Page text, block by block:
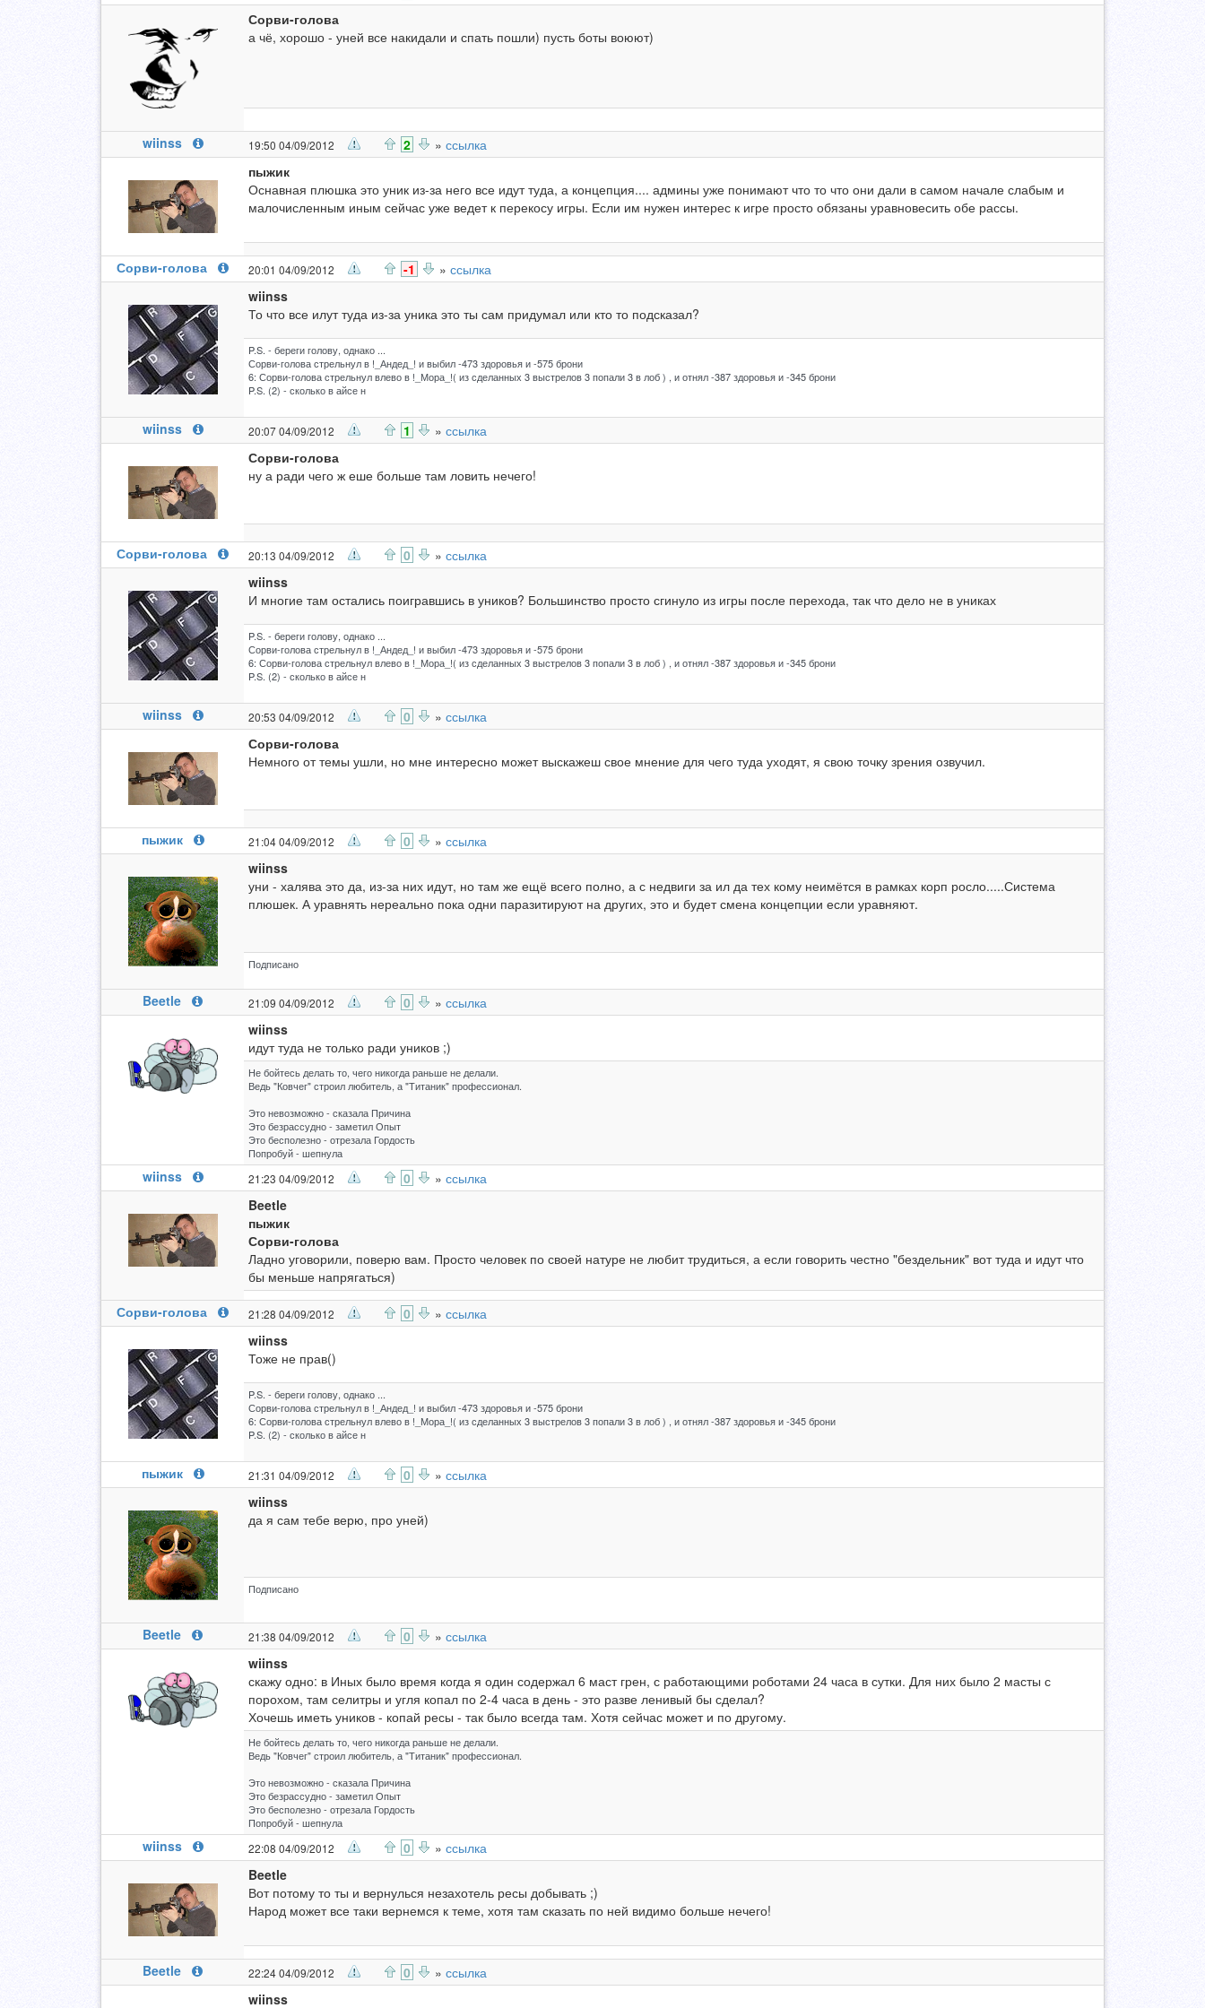
Сорви-голова
а чё, хорошо - уней все накидали и спать пошли) пусть боты воюют)
wiinss 19:50 04/09/2012 2 » ссылка
пыжик
Оснавная плюшка это уник из-за него все идут туда, а концепция.... админы уже понимают что то что они дали в самом начале слабым и
малочисленным иным сейчас уже ведет к перекосу игры. Если им нужен интерес к игре просто обязаны уравновесить обе рассы.
Сорви-голова 20:01 04/09/2012 -1 » ссылка
wiinss
То что все илут туда из-за уника это ты сам придумал или кто то подсказал?
P.S. - береги голову, однако ...
Сорви-голова стрельнул в !_Андед_! и выбил -473 здоровья и -575 брони
6: Сорви-голова стрельнул влево в !_Мора_!( из сделанных 3 выстрелов 3 попали 3 в лоб ) , и отнял -387 здоровья и -345 брони
P.S. (2) - сколько в айсе н
wiinss 20:07 04/09/2012 1 » ссылка
Сорви-голова
ну а ради чего ж еше больше там ловить нечего!
Сорви-голова 20:13 04/09/2012 0 » ссылка
wiinss
И многие там остались поигравшись в уников? Большинство просто сгинуло из игры после перехода, так что дело не в униках
P.S. - береги голову, однако ...
Сорви-голова стрельнул в !_Андед_! и выбил -473 здоровья и -575 брони
6: Сорви-голова стрельнул влево в !_Мора_!( из сделанных 3 выстрелов 3 попали 3 в лоб ) , и отнял -387 здоровья и -345 брони
P.S. (2) - сколько в айсе н
wiinss 20:53 04/09/2012 0 » ссылка
Сорви-голова
Немного от темы ушли, но мне интересно может выскажеш свое мнение для чего туда уходят, я свою точку зрения озвучил.
пыжик 21:04 04/09/2012 0 » ссылка
wiinss
уни - халява это да, из-за них идут, но там же ещё всего полно, а с недвиги за ил да тех кому неимётся в рамках корп росло.....Система
плюшек. А уравнять нереально пока одни паразитируют на других, это и будет смена концепции если уравняют.
Подписано
Beetle 21:09 04/09/2012 0 » ссылка
wiinss
идут туда не только ради уников ;)
Не бойтесь делать то, чего никогда раньше не делали.
Ведь "Ковчег" строил любитель, а "Титаник" профессионал.
Это невозможно - сказала Причина
Это безрассудно - заметил Опыт
Это бесполезно - отрезала Гордость
Попробуй - шепнула
wiinss 21:23 04/09/2012 0 » ссылка
Beetle
пыжик
Сорви-голова
Ладно уговорили, поверю вам. Просто человек по своей натуре не любит трудиться, а если говорить честно "бездельник" вот туда и идут что
бы меньше напрягаться)
Сорви-голова
21:28 04/09/2012 0 » ссылка
wiinss
Тоже не прав()
P.S. - береги голову, однако ...
Сорви-голова стрельнул в !_Андед_! и выбил -473 здоровья и -575 брони
6: Сорви-голова стрельнул влево в !_Мора_!( из сделанных 3 выстрелов 3 попали 3 в лоб ) , и отнял -387 здоровья и -345 брони
P.S. (2) - сколько в айсе н
пыжик 21:31 04/09/2012 0 » ссылка
wiinss
да я сам тебе верю, про уней)
Подписано
Beetle 21:38 04/09/2012 0 » ссылка
wiinss
скажу одно: в Иных было время когда я один содержал 6 маст грен, с работающими роботами 24 часа в сутки. Для них было 2 масты с
порохом, там селитры и угля копал по 2-4 часа в день - это разве ленивый бы сделал?
Хочешь иметь уников - копай ресы - так было всегда там. Хотя сейчас может и по другому.
Не бойтесь делать то, чего никогда раньше не делали.
Ведь "Ковчег" строил любитель, а "Титаник" профессионал.
Это невозможно - сказала Причина
Это безрассудно - заметил Опыт
Это бесполезно - отрезала Гордость
Попробуй - шепнула
wiinss 22:08 04/09/2012 0 » ссылка
Beetle
Вот потому то ты и вернулься незахотель ресы добывать ;)
Народ может все таки вернемся к теме, хотя там сказать по ней видимо больше нечего!
Beetle 22:24 04/09/2012 0 » ссылка
wiinss